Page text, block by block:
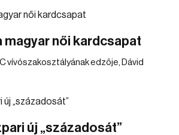
magyar női kardcsapat
vívószakosztályának edzője, Dávid
új „századosát”